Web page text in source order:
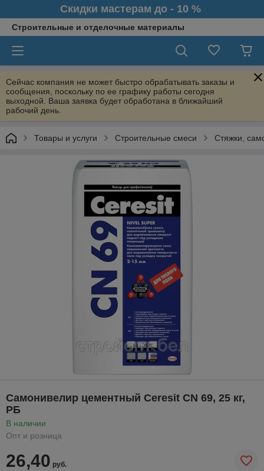
Скидки мастерам до - 10 %
Строительные и отделочные материалы
Сейчас компания не может быстро обрабатывать заказы и
сообщения, поскольку по ее графику работы сегодня
выходной. Ваша заявка будет обработана в ближайший
рабочий день.
Товары и услуги Строительные смеси Стяжки,
Самонивелир цементный Ceresit CN 69, 25 кг,
РБ
В наличии
Опт и розница
26,40 руб.